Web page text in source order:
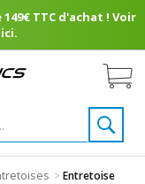
TTC d'achat ! Voir
>Entretoise